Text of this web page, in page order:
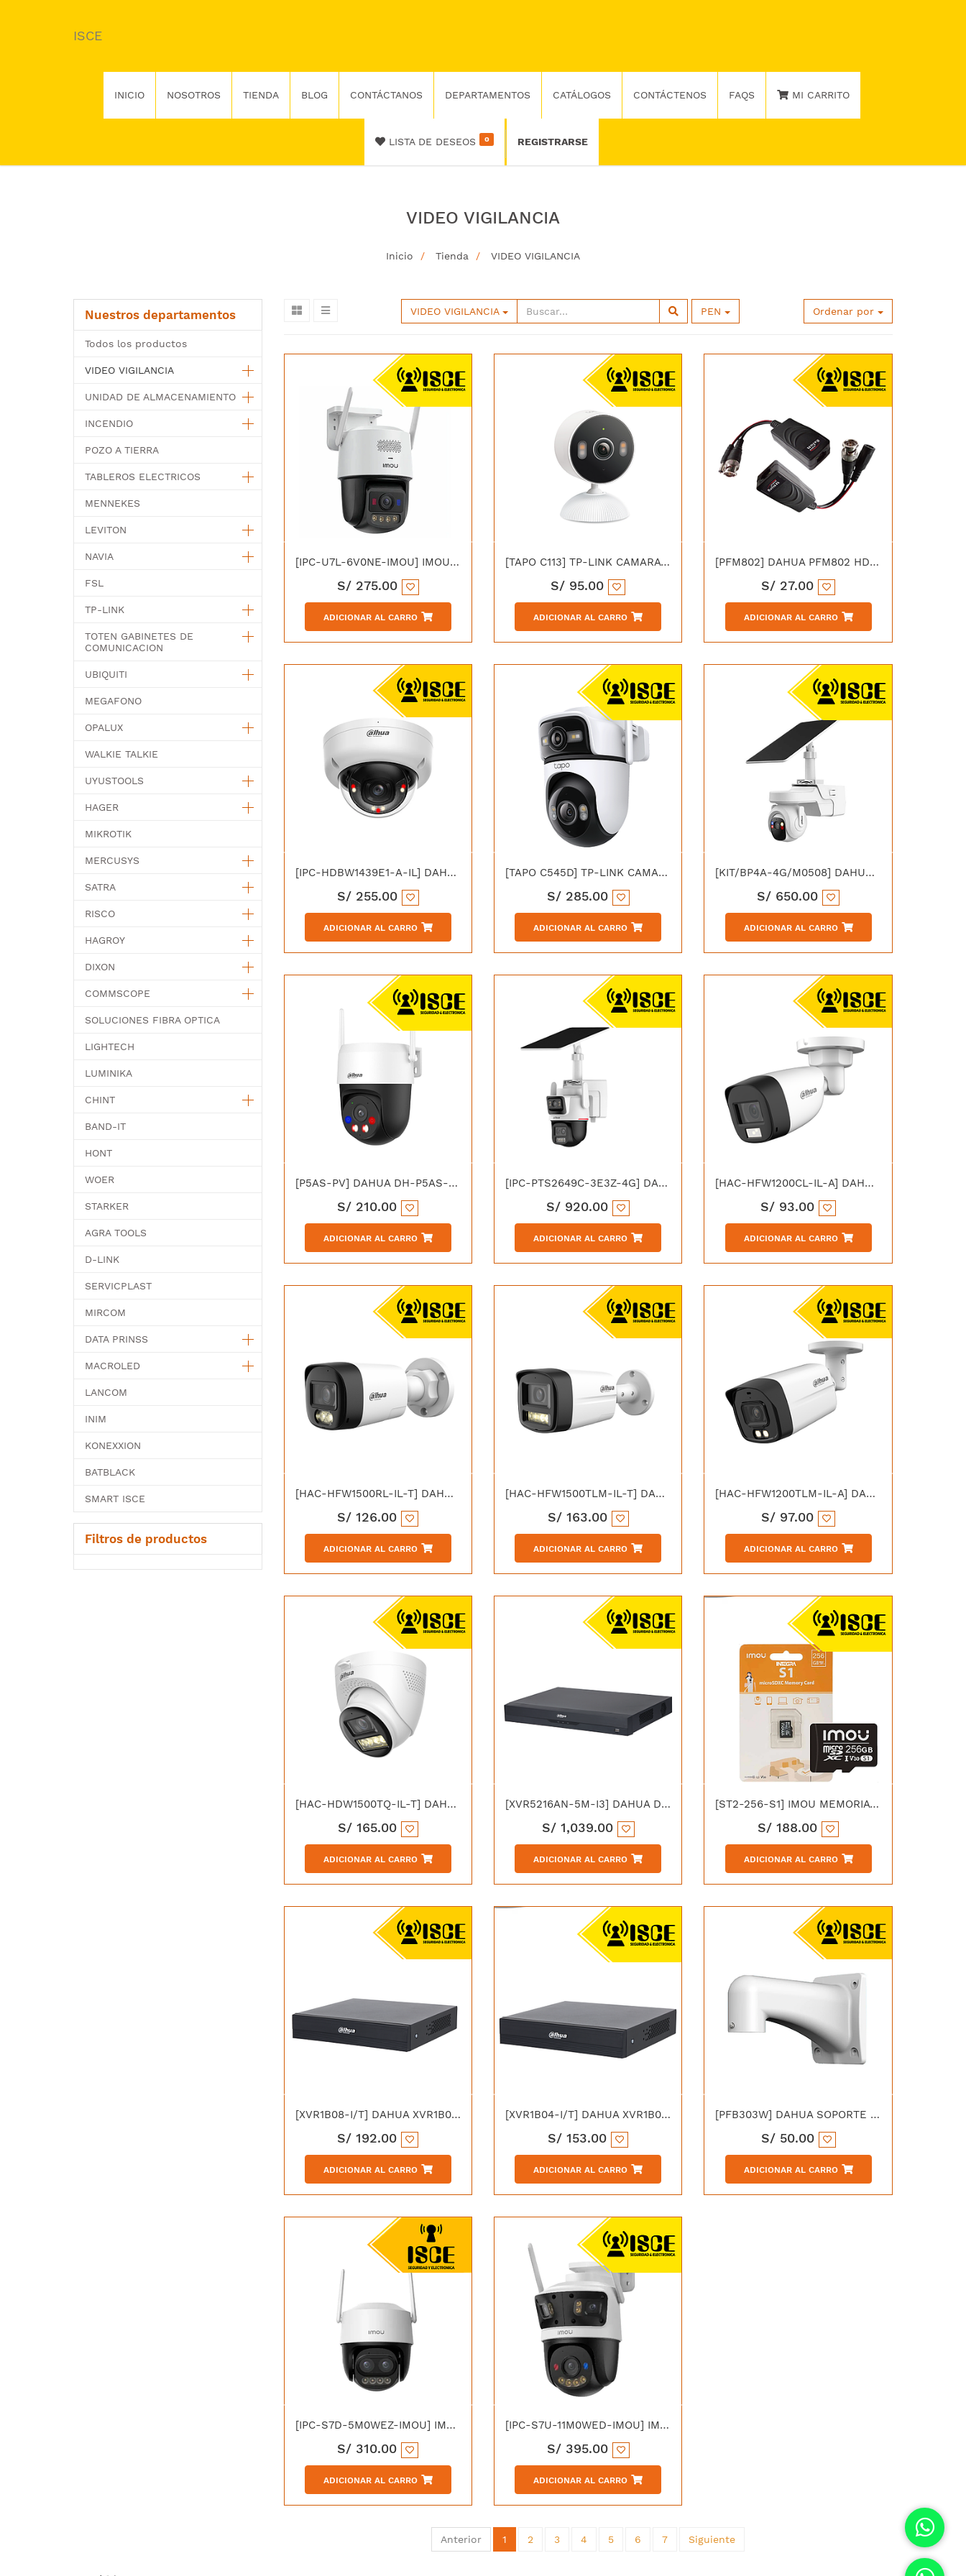
ISCE
INICIO NOSOTROS TIENDA BLOG CONTÁCTANOS DEPARTAMENTOS CATÁLOGOS CONTÁCTENOS FAQS MI CARRITO
LISTA DE DESEOS 0 REGISTRARSE
VIDEO VIGILANCIA
Inicio Tienda VIDEO VIGILANCIA
Nuestros departamentos
Todos los productos
VIDEO VIGILANCIA
UNIDAD DE ALMACENAMIENTO
INCENDIO
POZO A TIERRA
TABLEROS ELECTRICOS
MENNEKES
LEVITON
NAVIA
FSL
TP-LINK
TOTEN GABINETES DE
COMUNICACION
UBIQUITI
MEGAFONO
OPALUX
WALKIE TALKIE
UYUSTOOLS
HAGER
MIKROTIK
MERCUSYS
SATRA
RISCO
HAGROY
DIXON
COMMSCOPE
SOLUCIONES FIBRA OPTICA
LIGHTECH
LUMINIKA
CHINT
BAND-IT
HONT
WOER
STARKER
AGRA TOOLS
D-LINK
SERVICPLAST
MIRCOM
DATA PRINSS
MACROLED
LANCOM
INIM
KONEXXION
BATBLACK
SMART ISCE
Filtros de productos
VIDEO VIGILANCIA PEN Ordenar por
[IPC-U7L-6V0NE-IMOU] IMOU IPC-U7LN-6V0NE-IMOU TITAN PRO WIFI PT 6M AURORA FULL COLOR 30M IP66 POE
S/ 275.00
ADICIONAR AL CARRO
[TAPO C113] TP-LINK CAMARA WIFI PARA INTERIOR Y EXTERIOR 2K 3MP
S/ 95.00
ADICIONAR AL CARRO
[PFM802] DAHUA PFM802 HDCVI BALUM PASIVO VIDEO 4MP Y ENERGIA
S/ 27.00
ADICIONAR AL CARRO
[IPC-HDBW1439E1-A-IL] DAHUA IPC-HDBW1439E1-A-IL IP DOMO 4MP DUAL LIGHT 30M IP67 IK10 C/MICROFONO
S/ 255.00
ADICIONAR AL CARRO
[TAPO C545D] TP-LINK CAMARA EXTERIOR DUAL LENS PAN/TIL 3MP+MP
S/ 285.00
ADICIONAR AL CARRO
[KIT/BP4A-4G/M0508] DAHUA DH-KIT/BP4A-4G/M0508 KIT IP DOMO PT 4G AOV DUAL LIGHT 30M IP66 C/PANEL SOLAR 8W
S/ 650.00
ADICIONAR AL CARRO
[P5AS-PV] DAHUA DH-P5AS-PV IP DOMO PT WIFI 5MP DUAL LIGHT 30M IP66
S/ 210.00
ADICIONAR AL CARRO
[IPC-PTS2649C-3E3Z-4G] DAHUA DH-IPC-PTS2649C-3E3Z-4GB20 IP DOMO PT 6MP WIZCOLOR ZOOM HIBRIDO 6X SOLAR 4G
S/ 920.00
ADICIONAR AL CARRO
[HAC-HFW1200CL-IL-A] DAHUA HAC-HFW1200CLN-IL-A HDCVI 2MP DUAL LIGHT 20M IP67 C/MICRO
S/ 93.00
ADICIONAR AL CARRO
[HAC-HFW1500RL-IL-T] DAHUA HAC-HFW1500RLN-IL-T HDCVI TUBO 5MP DUAL LIGHT 30 AUDIO DOBLE VIA IP67
S/126.00
ADICIONAR AL CARRO
[HAC-HFW1500TLM-IL-T] DAHUA HAC-HFW1500TLMN-IL-T HDCVI 5MP DUAL LIGHT 40M AUDIO DOBLE VIA IP67
S/ 163.00
ADICIONAR AL CARRO
[HAC-HFW1200TLM-IL-A] DAHUA HAC-HFW1200TLMN-IL-A HDCVI TUBO 2MP SMART DUAL LIGHT 40M C/MICRO IP67
S/ 97.00
ADICIONAR AL CARRO
[HAC-HDW1500TQ-IL-T] DAHUA HAC-HDW1500TQN-IL-T HDCVI DOMO 5MP DUAL LIGHT 40M C/MICRO IP67
S/ 165.00
ADICIONAR AL CARRO
[XVR5216AN-5M-I3] DAHUA DH-XVR5216AN-5M-I3 DVR 16CH PENTAHIBRIDO 5MP WIZSENSE 2HDD
S/ 1,039.00
ADICIONAR AL CARRO
[ST2-256-S1] IMOU MEMORIA MICRO SD 256GB
S/188.00
ADICIONAR AL CARRO
[XVR1B08-I/T] DAHUA XVR1B08-I/T DVR 8CH 720P PENTAHIBRIDO WIZSENSE 1HDD AUDIO DOBLE VIA
S/192.00
ADICIONAR AL CARRO
[XVR1B04-I/T] DAHUA XVR1B04-I/T DVR 4CH 720P PENTAHIBRIDO WIZSENSE 1HDD AUDIO DOBLE VIA
S/153.00
ADICIONAR AL CARRO
[PFB303W] DAHUA SOPORTE PARA PARED
S/ 50.00
ADICIONAR AL CARRO
[IPC-S7D-5M0WEZ-IMOU] IMOU IPC-S7D-5M0WEZ-IMOU CRUISER Z CAMARA IP DOMO WIFI PT 5MP 12X FULL COLOR IP66
S/ 310.00
ADICIONAR AL CARRO
[IPC-S7U-11M0WED-IMOU] IMOU IPC-S7UN-11M0WED-IMOU CAMARA IP WIFI CRUISER TRIPLE 11MP 2 LENTS 3MP+5MP PT IR30 TIOC IP66
S/ 395.00
ADICIONAR AL CARRO
Anterior 1 2 3 4 5 6 7 Siguiente